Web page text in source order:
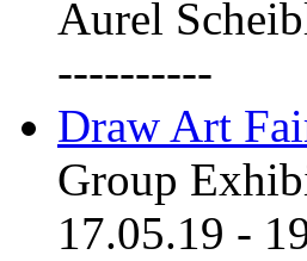
Aurel
----------
Draw Art
Group
17.05.19 -